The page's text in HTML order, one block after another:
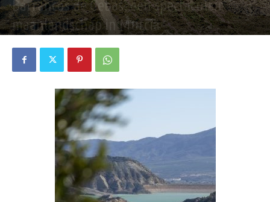
Barrancos de Gebas, een spectaculair
maanlandschap in Murcia